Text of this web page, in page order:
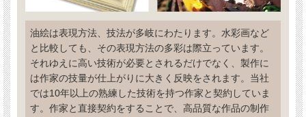
油絵は表現方法、技法が多岐にわたります。水彩画など
と比較しても、その表現方法の多彩は際立っています。
それゆえに高い技術が必要とされるだけでなく、製作に
は作家の技量が仕上がりに大きく反映をされます。当社
では10年以上の熟練した技術を持つ作家と契約していま
す。作家と直接契約をすることで、高品質な作品の制作